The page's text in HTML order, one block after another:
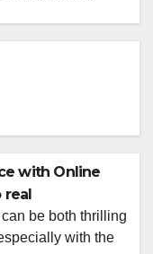
and online
becomes
with Online
be both thrilling
with the